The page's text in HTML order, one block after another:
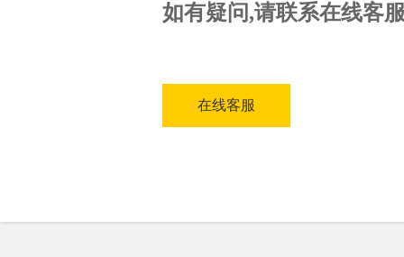
如有疑问,请联系在线客
在线客服